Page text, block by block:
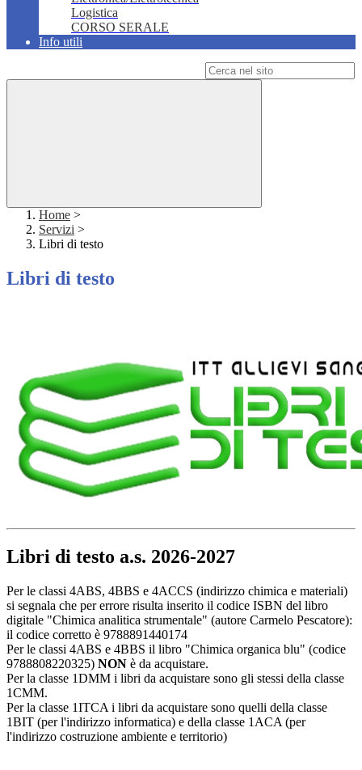
Logistica
CORSO SERALE
Info utili
Home >
Servizi >
Libri di testo
Libri di testo
Libri di testo a.s. 2026-2027
Per le classi 4ABS, 4BBS e 4ACCS (indirizzo chimica e materiali)
si segnala che per errore risulta inserito il codice ISBN del libro
digitale "Chimica analitica strumentale" (autore Carmelo Pescatore):
il codice corretto è 9788891440174
Per le classi 4ABS e 4BBS il libro "Chimica organica blu" (codice
9788808220325) NON è da acquistare.
Per la classe 1DMM i libri da acquistare sono gli stessi della classe
1CMM.
Per la classe 1ITCA i libri da acquistare sono quelli della classe
1BIT (per l'indirizzo informatica) e della classe 1ACA (per
l'indirizzo costruzione ambiente e territorio)